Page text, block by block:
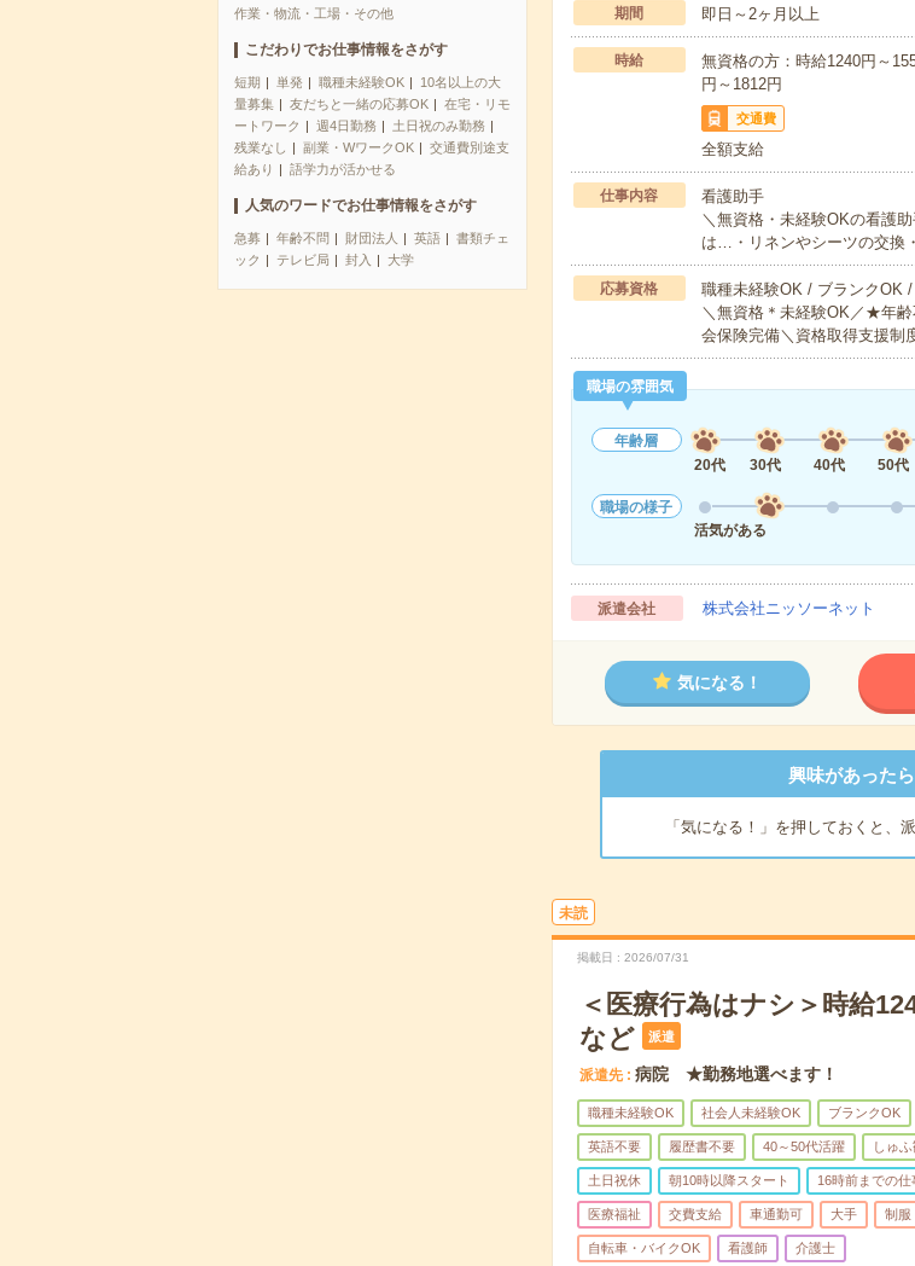
作業・物流・工場・その他
こだわりでお仕事情報をさがす
短期 単発 職種未経験OK
10名以上の大
量募集
友だちと一緒の応募OK
在宅・リモ
ートワーク
週4日勤務
土日祝のみ勤務
残業なし
副業・WワークOK
交通費別途支
給あり
語学力が活かせる
人気のワードでお仕事情報をさがす
急募 年齢不問 財団法人 英語
書類チェ
ック
テレビ局 封入 大学
期間 即日～2ヶ月以上
時給
無資格の方：時給1240円～
円～1812円
交通費
全額支給
仕事内容
看護助手
＼無資格・未経験OKの看護
は…・リネンやシーツの交換
応募資格
職種未経験OK / ブランクOK
＼無資格＊未経験OK／★年
会保険完備＼資格取得支援
職場の雰囲気
年齢層
20代
30代 40代 50代
職場の様子
活気がある
派遣会社 株式会社ニッソーネット
気になる！
興味があった
「気になる！」を押しておくと、
未読
掲載日 2026/07/31
＜医療行為はナシ＞時給
など
派遣
派遣先 病院 ★勤務地選べます！
職種未経験OK 社会人未経験OK ブランクOK
英語不要 履歴書不要 40～50代活躍 しゅ
土日祝休 朝10時以降スタート 16時前までの仕
医療福祉 交費支給 車通勤可 大手 制服
自転車・バイクOK 看護師 介護士